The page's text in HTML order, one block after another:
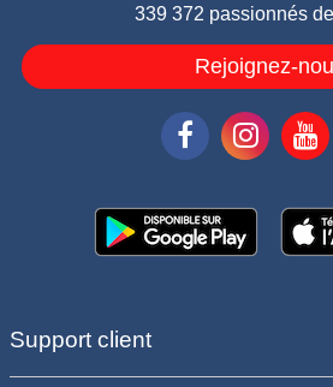
339 372 passionnés
Rejoignez-
Support client